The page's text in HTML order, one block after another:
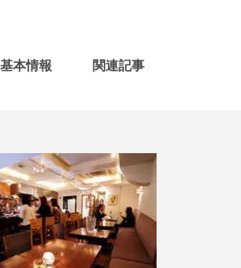
基本情報 関連記事